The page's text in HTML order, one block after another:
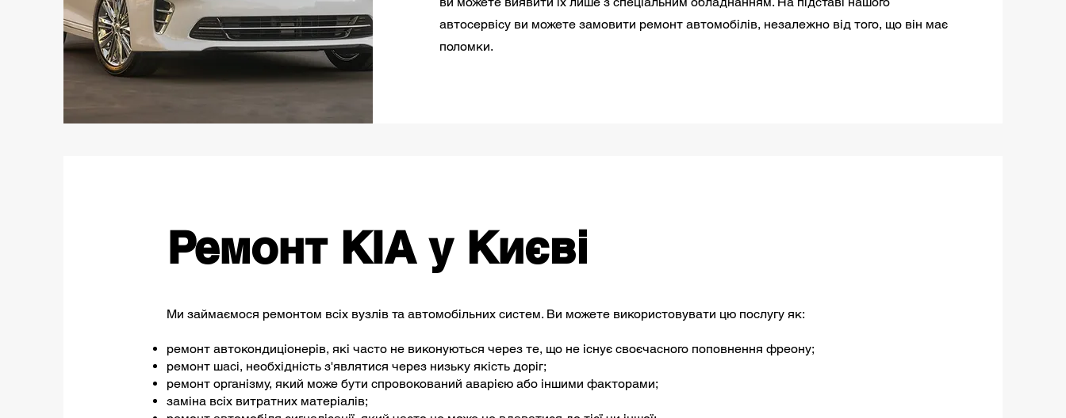
автосервісу ви можете замовити ремонт автомобілів, незалежно від того, що він має
поломки.
Ремонт KIA у Києві
Ми займаємося ремонтом всіх вузлів та автомобільних систем. Ви можете використовувати цю послугу як:
ремонт автокондиціонерів, які часто не виконуються через те, що не існує своєчасного поповнення фреону;
ремонт шасі, необхідність з'являтися через низьку якість доріг;
ремонт організму, який може бути спровокований аварією або іншими факторами;
заміна всіх витратних матеріалів;